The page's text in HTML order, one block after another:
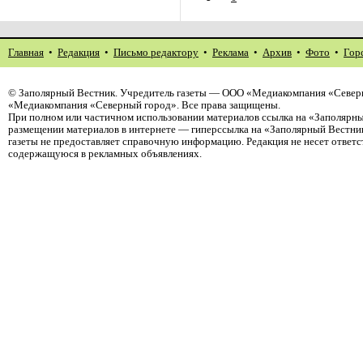
Главная • Редакция • Письмо редактору • Реклама • Архив • Фото •
© Заполярный Вестник. Учредитель газеты — ООО «Медиакомпания
«Медиакомпания «Северный город». Все права защищены.
При полном или частичном использовании материалов ссылка на
размещении материалов в интернете — гиперссылка на «Заполярный
газеты не предоставляет справочную информацию. Редакция не несет
содержащуюся в рекламных объявлениях.